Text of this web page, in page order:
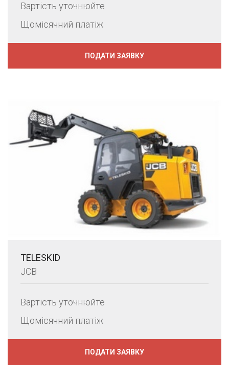
Вартість уточнюйте
Щомісячний платіж
ПОДАТИ ЗАЯВКУ
TELESKID
JCB
Вартість уточнюйте
Щомісячний платіж
ПОДАТИ ЗАЯВКУ